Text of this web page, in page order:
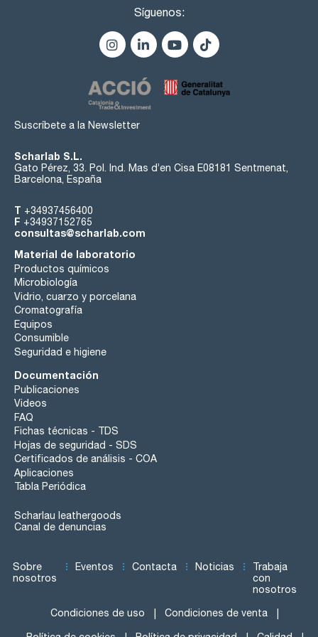
- Minisart® Celulosa regenerada (CR) para la eliminación
fiable de partícula, está optimizado para líquidos acuosos y
cetonas, ésteres y éteres.
- Minisart® Poliamida (NY) combina un flujo ultrarrápido con
soluciones acuosas, orgánicas y eliminación de partículas.
- Minisart® SRP con una membrana de PTFE químicamente
inerte sin recubrimiento para aplicaciones de ventilación y
para disolventes agresivos con un pH de 1 a 14.
Síguenos:
Suscríbete a la Newsletter
Scharlab S.L.
Gato Pérez, 33. Pol. Ind. Mas d’en Cisa E08181 Sentmenat,
Barcelona, España
T +34937456400
F +34937152765
consultas@scharlab.com
Material de laboratorio
Productos químicos
Microbiología
Vidrio, cuarzo y porcelana
Cromatografía
Equipos
Consumible
Seguridad e higiene
Documentación
Publicaciones
Videos
FAQ
Fichas técnicas - TDS
Hojas de seguridad - SDS
Certificados de análisis - COA
Aplicaciones
Tabla Periódica
Scharlau leathergoods
Canal de denuncias
Sobre
nosotros
Eventos Contacta Noticias
Trabaja
con
nosotros
Condiciones de uso Condiciones de venta